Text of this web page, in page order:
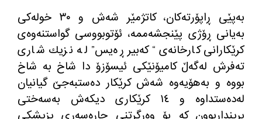
به‌پێی ڕاپۆرته‌كان، كاتژمێر شه‌ش و ٣٠ خوله‌كی
به‌یانی ڕۆژی پێنجشه‌ممه‌، ئۆتوبووسی گواستنه‌وه‌ی
كرێكارانی كارخانه‌ی “كه‌بیر ڕه‌یس” له‌ نزیك شاری
ته‌فرش له‌گه‌ڵ كامیۆنێكی ئیسۆزۆ دا شاخ به ‌شاخ
بووه‌ و به‌هۆیه‌وه‌ شه‌ش كرێكار ده‌ستبه‌جێ گیانیان
له‌ده‌ستداوه‌ و ١٤ كرێكاری دیكه‌ش به‌سه‌ختی
برینداربوون كه‌ بۆ وه‌رگرتنی چاره‌سه‌ری پزیشكی